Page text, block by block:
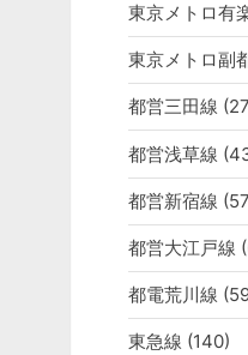
東京メトロ有
東京メトロ副
都営三田線
都営浅草線
都営新宿線
都営大江戸線
都電荒川線
東急線 (140)